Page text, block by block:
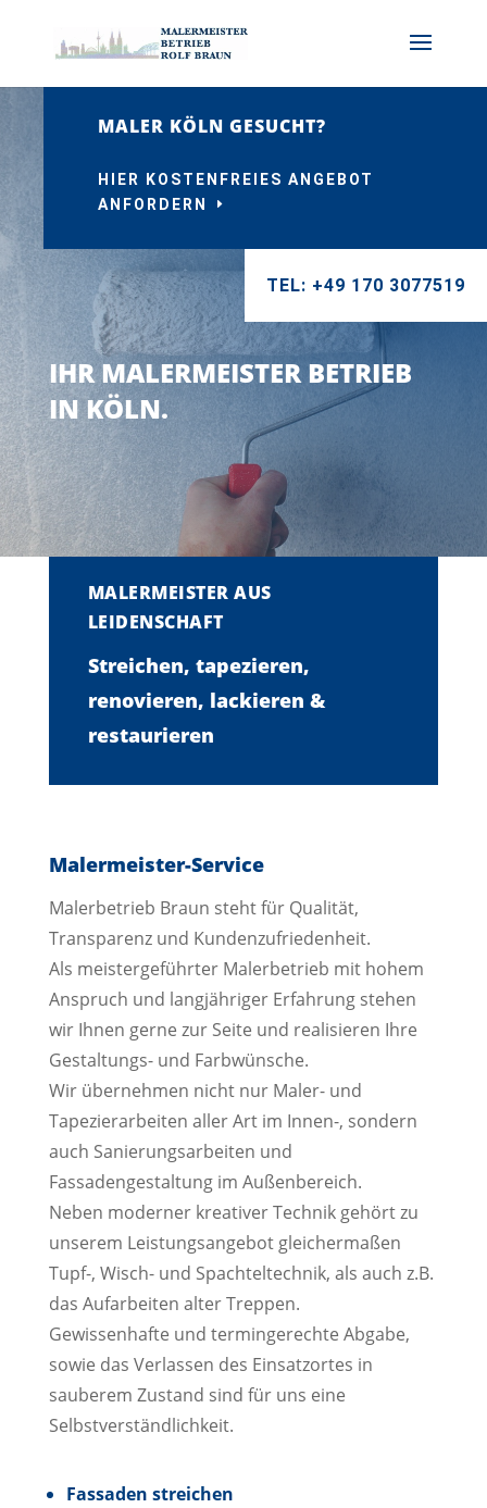
MALER KÖLN GESUCHT?
HIER KOSTENFREIES ANGEBOT
ANFORDERN
TEL: +49 170 3077519
IHR MALERMEISTER BETRIEB
IN KÖLN.
MALERMEISTER AUS
LEIDENSCHAFT
Streichen, tapezieren,
renovieren, lackieren &
restaurieren
Malermeister-Service
Malerbetrieb Braun steht für Qualität,
Transparenz und Kundenzufriedenheit.
Als meistergeführter Malerbetrieb mit hohem
Anspruch und langjähriger Erfahrung stehen
wir Ihnen gerne zur Seite und realisieren Ihre
Gestaltungs- und Farbwünsche.
Wir übernehmen nicht nur Maler- und
Tapezierarbeiten aller Art im Innen-, sondern
auch Sanierungsarbeiten und
Fassadengestaltung im Außenbereich.
Neben moderner kreativer Technik gehört zu
unserem Leistungsangebot gleichermaßen
Tupf-, Wisch- und Spachteltechnik, als auch z.B.
das Aufarbeiten alter Treppen.
Gewissenhafte und termingerechte Abgabe,
sowie das Verlassen des Einsatzortes in
sauberem Zustand sind für uns eine
Selbstverständlichkeit.
Fassaden streichen